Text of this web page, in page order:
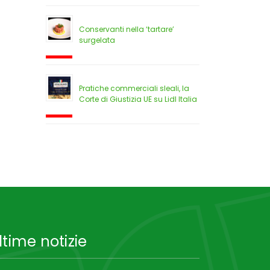
Conservanti nella ‘tartare’
surgelata
Pratiche commerciali sleali, la
Corte di Giustizia UE su Lidl Italia
notizie